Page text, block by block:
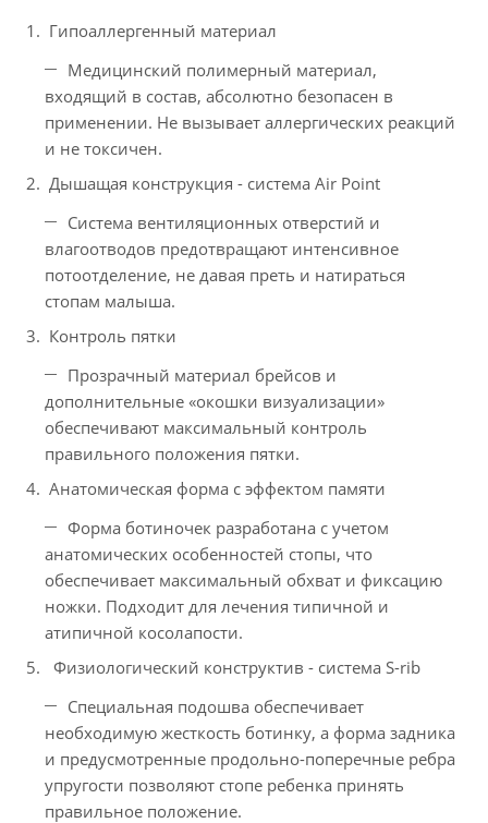
Гипоаллергенный материал
Медицинский полимерный материал,
входящий в состав, абсолютно безопасен в
применении. Не вызывает аллергических реакций
и не токсичен.
Дышащая конструкция - система Air Point
Система вентиляционных отверстий и
влагоотводов предотвращают интенсивное
потоотделение, не давая преть и натираться
стопам малыша.
Контроль пятки
Прозрачный материал брейсов и
дополнительные «окошки визуализации»
обеспечивают максимальный контроль
правильного положения пятки.
Анатомическая форма с эффектом памяти
Форма ботиночек разработана с учетом
анатомических особенностей стопы, что
обеспечивает максимальный обхват и фиксацию
ножки. Подходит для лечения типичной и
атипичной косолапости.
Физиологический конструктив - cистема S-rib
Специальная подошва обеспечивает
необходимую жесткость ботинку, а форма задника
и предусмотренные продольно-поперечные ребра
упругости позволяют стопе ребенка принять
правильное положение.